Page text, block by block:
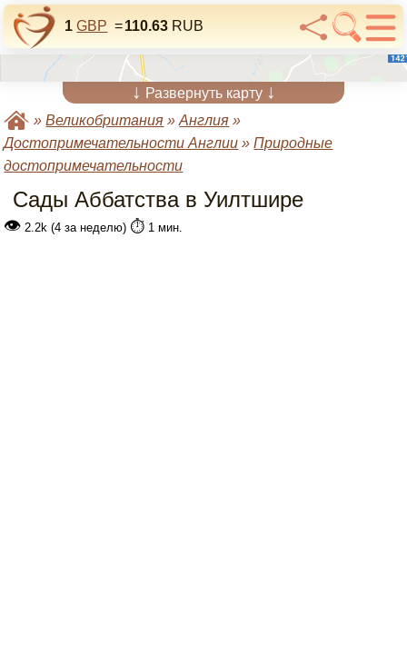
1 GBP =110.63 RUB
↓ Развернуть карту ↓
»Великобритания »Англия »
Достопримечательности Англии »Природные
достопримечательности
Сады Аббатства в Уилтшире
👁 2.2k (4 за неделю) ⏱️ 1 мин.